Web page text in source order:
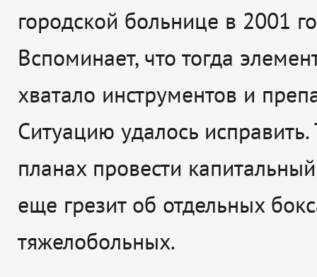
городской больнице в 2001
Вспоминает, что тогда
хватало инструментов и
Ситуацию удалось исправить.
планах провести
еще грезит об отдельных
тяжелобольных.